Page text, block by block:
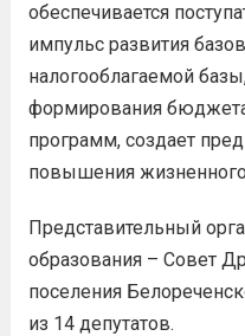
обеспечивается
импульс развития
налогооблагаемой
формирования
программ, создает
повышения
Представительный
образования – Совет
поселения
из 14 депутатов.